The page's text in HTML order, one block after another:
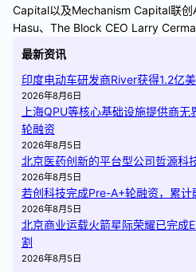
Capital以及Mechanism Capital联
Hasu、The Block CEO Larry
最新资讯
印度电动车研发商River获得1.2亿
2026年8月6日
上海QPU等核心基础设施提供商
轮融资
2026年8月5日
北京医药创新的平台型公司哲源科
2026年8月5日
若创科技完成Pre-A+轮融资，累计
2026年8月5日
北京商业运载火箭星际荣耀已完成
割
2026年8月5日